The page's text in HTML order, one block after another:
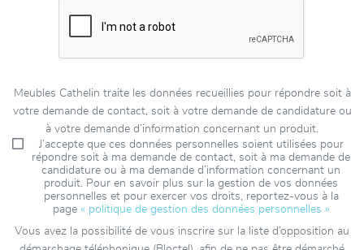
Meubles Cathelin traite les données recueillies pour répondre soit à
votre demande de contact, soit à votre demande de candidature ou
à votre demande d’information concernant un produit.
J’accepte que ces données personnelles soient utilisées pour
répondre soit à ma demande de contact, soit à ma demande de
candidature ou à ma demande d’information concernant un
produit. Pour en savoir plus sur la gestion de vos données
personnelles et pour exercer vos droits, reportez-vous à la
page « politique de gestion des données personnelles »
Vous avez la possibilité de vous inscrire sur la liste d’opposition au